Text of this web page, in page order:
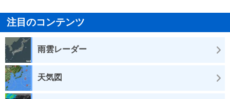
注目のコンテンツ
雨雲レーダー
天気図